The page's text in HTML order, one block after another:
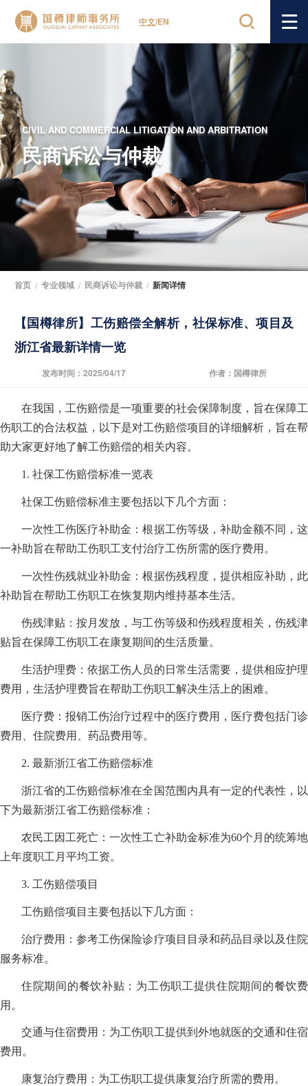
中文/EN
CIVIL AND COMMERCIAL LITIGATION AND ARBITRATION
民商诉讼与仲裁
首页 / 专业领域 / 民商诉讼与仲裁 / 新闻详情
【国樽律所】工伤赔偿全解析，社保标准、项目及
浙江省最新详情一览
发布时间：2025/04/17 作者：国樽律所
在我国，工伤赔偿是一项重要的社会保障制度，旨在保障工
伤职工的合法权益，以下是对工伤赔偿项目的详细解析，旨在帮
助大家更好地了解工伤赔偿的相关内容。
1. 社保工伤赔偿标准一览表
社保工伤赔偿标准主要包括以下几个方面：
一次性工伤医疗补助金：根据工伤等级，补助金额不同，这
一补助旨在帮助工伤职工支付治疗工伤所需的医疗费用。
一次性伤残就业补助金：根据伤残程度，提供相应补助，此
补助旨在帮助工伤职工在恢复期内维持基本生活。
伤残津贴：按月发放，与工伤等级和伤残程度相关，伤残津
贴旨在保障工伤职工在康复期间的生活质量。
生活护理费：依据工伤人员的日常生活需要，提供相应护理
费用，生活护理费旨在帮助工伤职工解决生活上的困难。
医疗费：报销工伤治疗过程中的医疗费用，医疗费包括门诊
费用、住院费用、药品费用等。
2. 最新浙江省工伤赔偿标准
浙江省的工伤赔偿标准在全国范围内具有一定的代表性，以
下为最新浙江省工伤赔偿标准：
农民工因工死亡：一次性工亡补助金标准为60个月的统筹地
上年度职工月平均工资。
3. 工伤赔偿项目
工伤赔偿项目主要包括以下几方面：
治疗费用：参考工伤保险诊疗项目目录和药品目录以及住院
服务标准。
住院期间的餐饮补贴：为工伤职工提供住院期间的餐饮费
用。
交通与住宿费用：为工伤职工提供到外地就医的交通和住宿
费用。
康复治疗费用：为工伤职工提供康复治疗所需的费用。